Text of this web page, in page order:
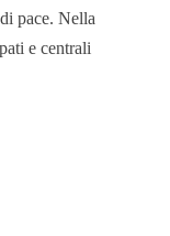
pace. Nella
e centrali